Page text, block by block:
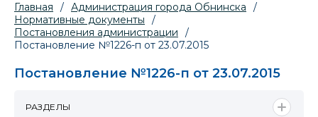
Главная / Администрация города Обнинска
/
Нормативные документы
/
Постановления администрации
/
Постановление №1226-п от 23.07.2015
Постановление №1226-п от 23.07.2015
РАЗДЕЛЫ